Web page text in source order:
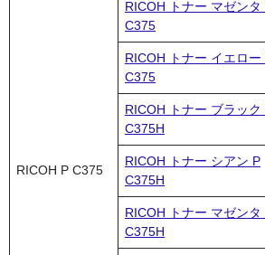
RICOH P C375
RICOH トナー マゼンタ
C375
RICOH トナー イエロー
C375
RICOH トナー ブラック
C375H
RICOH トナー シアン P
C375H
RICOH トナー マゼンタ
C375H